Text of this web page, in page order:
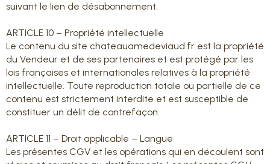
suivant le lien de désabonnement.
ARTICLE 10 – Propriété intellectuelle
Le contenu du site chateauamedeviaud.fr est la propriété
du Vendeur et de ses partenaires et est protégé par les
lois françaises et internationales relatives à la propriété
intellectuelle. Toute reproduction totale ou partielle de ce
contenu est strictement interdite et est susceptible de
constituer un délit de contrefaçon.
ARTICLE 11 – Droit applicable – Langue
Les présentes CGV et les opérations qui en découlent sont